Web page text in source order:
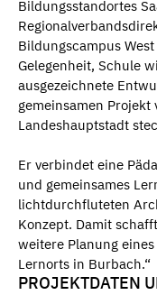
Bildungsstandortes
Bildungscampus
Gelegenheit, Schule
ausgezeichnete
gemeinsamen Projekt
Landeshauptstadt
Er verbindet eine
und gemeinsames
lichtdurchfluteten
Konzept. Damit
weitere Planung
Lernorts in Burbach.“
PROJEKTDATEN